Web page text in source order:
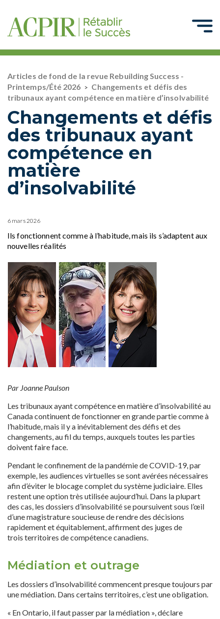
Articles de fond de la revue Rebuilding Success -
Printemps/Été 2026 > Changements et défis des
tribunaux ayant compétence en matière d’insolvabilité
Changements et défis
des tribunaux ayant
compétence en
matière
d’insolvabilité
6 mars 2026
Ils fonctionnent comme à l’habitude, mais ils s’adaptent aux
nouvelles réalités
Par Joanne Paulson
Les tribunaux ayant compétence en matière d’insolvabilité au
Canada continuent de fonctionner en grande partie comme à
l’habitude, mais il y a inévitablement des défis et des
changements, au fil du temps, auxquels toutes les parties
doivent faire face.
Pendant le confinement de la pandémie de COVID-19, par
exemple, les audiences virtuelles se sont avérées nécessaires
afin d’éviter le blocage complet du système judiciaire. Elles
restent une option très utilisée aujourd’hui. Dans la plupart
des cas, les dossiers d’insolvabilité se poursuivent sous l’œil
d’une magistrature soucieuse de rendre des décisions
rapidement et équitablement, affirment des juges de
trois territoires de compétence canadiens.
Médiation et outrage
Les dossiers d’insolvabilité commencent presque toujours par
une médiation. Dans certains territoires, c’est une obligation.
« En Ontario, il faut passer par la médiation », déclare